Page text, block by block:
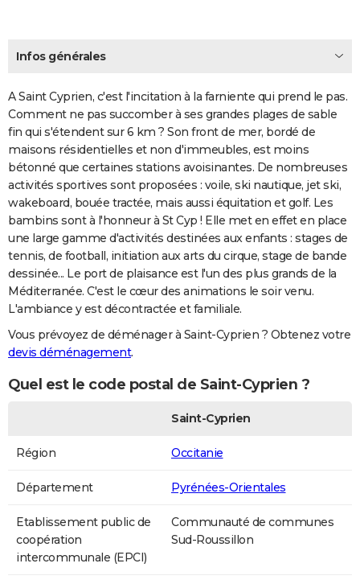
Infos générales
A Saint Cyprien, c'est l'incitation à la farniente qui prend le pas.
Comment ne pas succomber à ses grandes plages de sable
fin qui s'étendent sur 6 km ? Son front de mer, bordé de
maisons résidentielles et non d'immeubles, est moins
bétonné que certaines stations avoisinantes. De nombreuses
activités sportives sont proposées : voile, ski nautique, jet ski,
wakeboard, bouée tractée, mais aussi équitation et golf. Les
bambins sont à l'honneur à St Cyp ! Elle met en effet en place
une large gamme d'activités destinées aux enfants : stages de
tennis, de football, initiation aux arts du cirque, stage de bande
dessinée... Le port de plaisance est l'un des plus grands de la
Méditerranée. C'est le cœur des animations le soir venu.
L'ambiance y est décontractée et familiale.
Vous prévoyez de déménager à Saint-Cyprien ? Obtenez votre
devis déménagement.
Quel est le code postal de Saint-Cyprien ?
Saint-Cyprien
Région Occitanie
Département Pyrénées-Orientales
Etablissement public de
coopération
intercommunale (EPCI)
Communauté de communes
Sud-Roussillon